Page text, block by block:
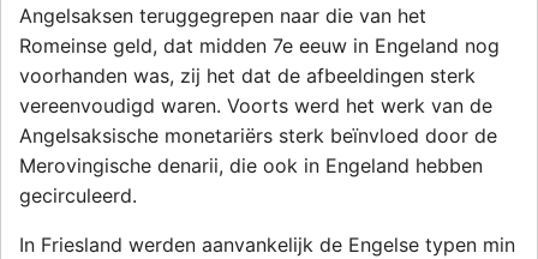
Angelsaksen teruggegrepen naar die van het
Romeinse geld, dat midden 7e eeuw in Engeland nog
voorhanden was, zij het dat de afbeeldingen sterk
vereenvoudigd waren. Voorts werd het werk van de
Angelsaksische monetariërs sterk beïnvloed door de
Merovingische denarii, die ook in Engeland hebben
gecirculeerd.
In Friesland werden aanvankelijk de Engelse typen min